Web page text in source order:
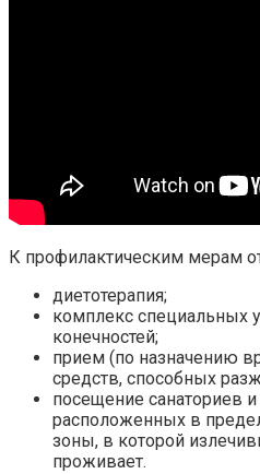
К профилактическим мерам
диетотерапия;
комплекс специальных
конечностей;
прием (по назначению
средств, способных
посещение санаториев
расположенных в
зоны, в которой
проживает.